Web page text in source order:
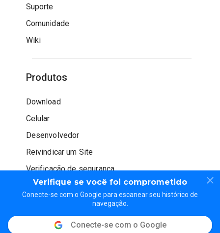
Verifique se você foi comprometido
Conecte-se com o Google para escanear seu histórico de
navegação.
Conecte-se com o Google
Suporte
Comunidade
Wiki
Produtos
Download
Celular
Desenvolvedor
Reivindicar um Site
Verificação de segurança